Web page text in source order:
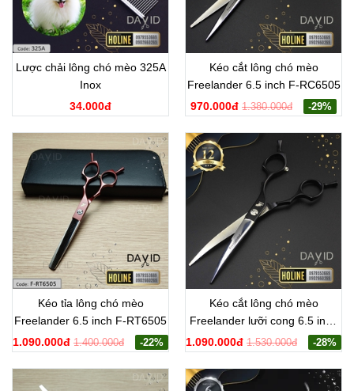
Lược chải lông chó mèo 325A
Inox
34.000đ
Kéo cắt lông chó mèo
Freelander 6.5 inch F-RC6505
970.000đ 1.380.000đ -29%
Kéo tỉa lông chó mèo
Freelander 6.5 inch F-RT6505
1.090.000đ 1.400.000đ -22%
Kéo cắt lông chó mèo
Freelander lưỡi cong 6.5 inch
F-RD6505
1.090.000đ 1.530.000đ -28%